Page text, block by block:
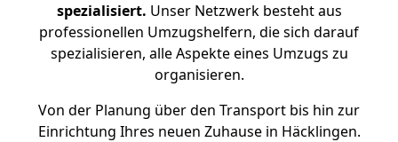
spezialisiert. Unser Netzwerk besteht aus
professionellen Umzugshelfern, die sich darauf
spezialisieren, alle Aspekte eines Umzugs zu
organisieren.
Von der Planung über den Transport bis hin zur
Einrichtung Ihres neuen Zuhause in Häcklingen.